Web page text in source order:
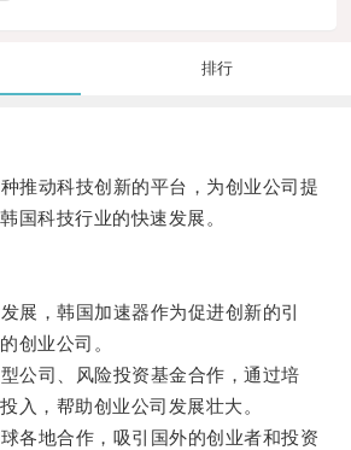
排行
动科技创新的平台，为创业公司提
国科技行业的快速发展。
，韩国加速器作为促进创新的引
创业公司。
司、风险投资基金合作，通过培
入，帮助创业公司发展壮大。
地合作，吸引国外的创业者和投资